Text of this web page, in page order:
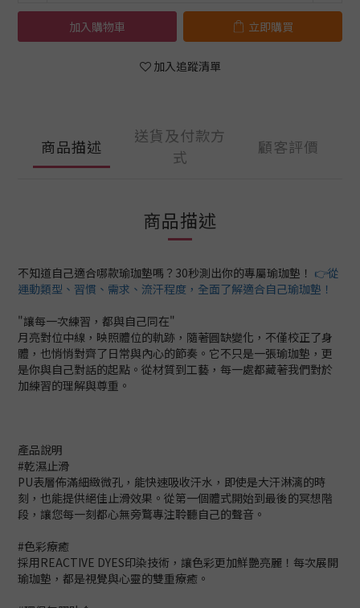
加入購物車 立即購買
加入追蹤清單
商品描述
送貨及付款方
式
顧客評價
商品描述
不知道自己適合哪款瑜珈墊嗎？30秒測出你的專屬瑜珈墊！ 👉從
運動類型、習慣、需求、流汗程度，全面了解適合自己瑜珈墊！
"讓每一次練習，都與自己同在"
月亮對位中線，映照體位的軌跡，隨著圓缺變化，不僅校正了身
體，也悄悄對齊了日常與內心的節奏。它不只是一張瑜珈墊，更
是你與自己對話的起點。從材質到工藝，每一處都藏著我們對於
加練習的理解與尊重。
產品說明
#乾濕止滑
PU表層佈滿細緻微孔，能快速吸收汗水，即使是大汗淋漓的時
刻，也能提供絕佳止滑效果。從第一個體式開始到最後的冥想階
段，讓您每一刻都心無旁鶩專注聆聽自己的聲音。
#色彩療癒
採用REACTIVE DYES印染技術，讓色彩更加鮮艷亮麗！每次展開
瑜珈墊，都是視覺與心靈的雙重療癒。